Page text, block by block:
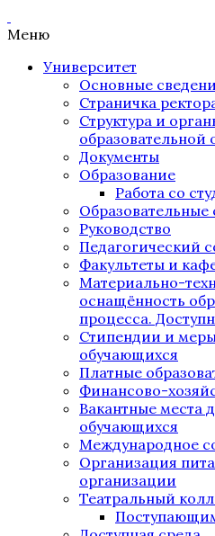
Меню
Университет
Основные
Страничка
Структура и
образовательной
Документы
Образование
Работа со
Образовательные
Руководство
Педагогический
Факультеты и
Материально-
оснащённость
процесса.
Стипендии и
обучающихся
Платные
Финансово-
Вакантные места
обучающихся
Международное
Организация
организации
Театральный